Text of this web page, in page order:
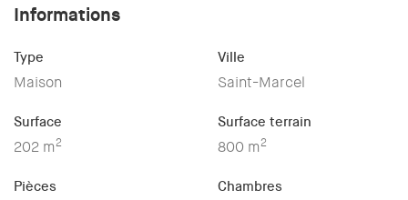
Informations
Type
Maison
Ville
Saint-Marcel
Surface
202 m2
Surface terrain
800 m2
Pièces Chambres